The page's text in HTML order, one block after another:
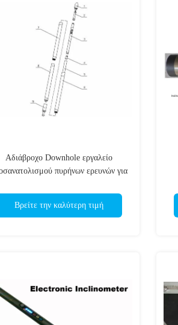
Αδιάβροχο Downhole εργαλείο
πυρήνων ερευνών για
Βρείτε την καλύτερη τιμή